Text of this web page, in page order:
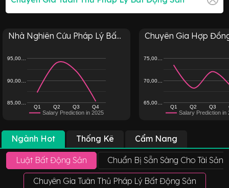
Nhà Nghiên Cứu Pháp Lý Bấ...
Salary Prediction in 2025
Q1 Q2 Q3 Q4
85,00…
90,00…
95,00…
Chuyên Gia Hợp
Salary Prediction in
Q1 Q2 Q3
65,00…
70,00…
75,00…
Ngành Hot Thống Kê Cẩm Nang
Luật Bất Động Sản Chuẩn Bị Sẵn Sàng Cho Tài
Chuyên Gia Tuân Thủ Pháp Lý Bất Động Sản